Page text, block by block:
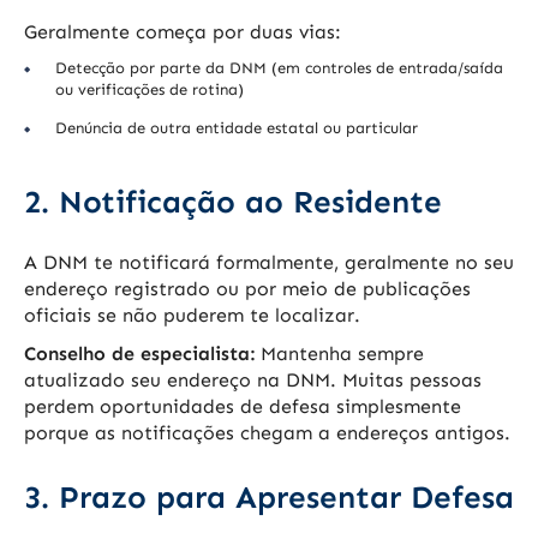
Geralmente começa por duas vias:
Detecção por parte da DNM (em controles de entrada/saída
ou verificações de rotina)
Denúncia de outra entidade estatal ou particular
2. Notificação ao Residente
A DNM te notificará formalmente, geralmente no seu
endereço registrado ou por meio de publicações
oficiais se não puderem te localizar.
Conselho de especialista: Mantenha sempre
atualizado seu endereço na DNM. Muitas pessoas
perdem oportunidades de defesa simplesmente
porque as notificações chegam a endereços antigos.
3. Prazo para Apresentar Defesa